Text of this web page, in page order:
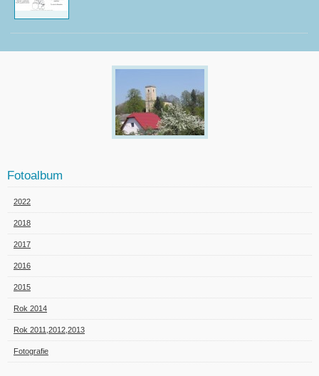
Fotoalbum
2022
2018
2017
2016
2015
Rok 2014
Rok 2011,2012,2013
Fotografie